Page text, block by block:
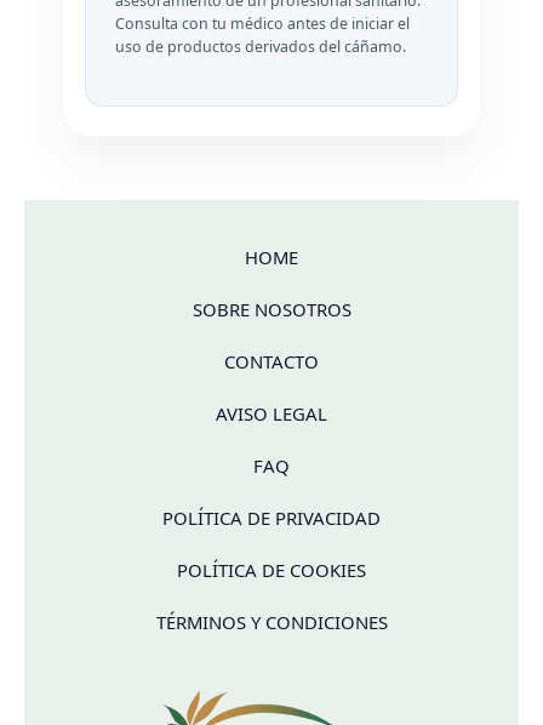
Consulta con tu médico antes de iniciar el
uso de productos derivados del cáñamo.
HOME
SOBRE NOSOTROS
CONTACTO
AVISO LEGAL
FAQ
POLÍTICA DE PRIVACIDAD
POLÍTICA DE COOKIES
TÉRMINOS Y CONDICIONES